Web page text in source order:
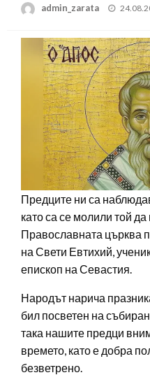
admin_zarata
Posted
Предците ни са
като са се молили той да
Православната църква
на Свети Евтихий,
епископ на Севастия.
Народът нарича
бил посветен на
така нашите предци
времето, като е добра
безветрено.